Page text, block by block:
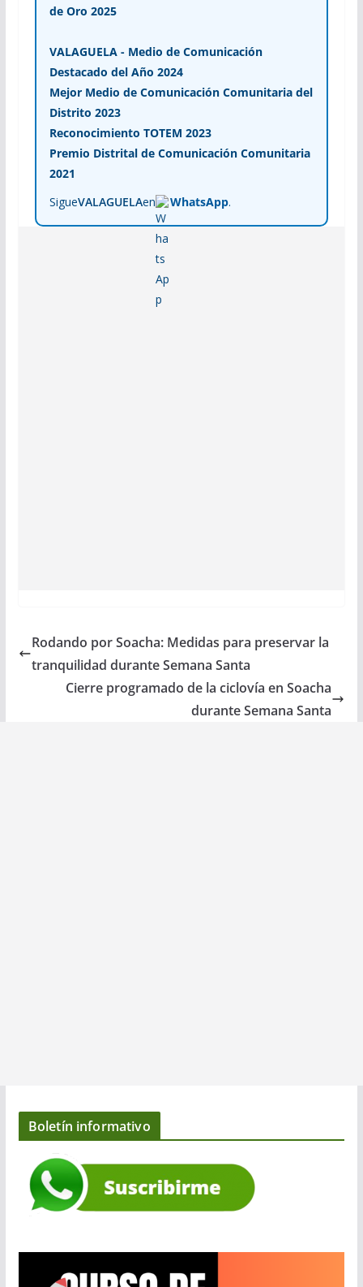
de Oro 2025
VALAGUELA - Medio de Comunicación
Destacado del Año 2024
Mejor Medio de Comunicación Comunitaria del
Distrito 2023
Reconocimiento TOTEM 2023
Premio Distrital de Comunicación Comunitaria
2021
SigueVALAGUELAen WhatsApp.
Rodando por Soacha: Medidas para preservar la
tranquilidad durante Semana Santa
Cierre programado de la ciclovía en Soacha
durante Semana Santa
Boletín informativo